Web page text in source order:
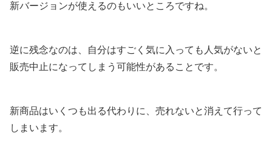
新バージョンが使えるのもいいところですね。
逆に残念なのは、自分はすごく気に入っても人気がないと
販売中止になってしまう可能性があることです。
新商品はいくつも出る代わりに、売れないと消えて行って
しまいます。